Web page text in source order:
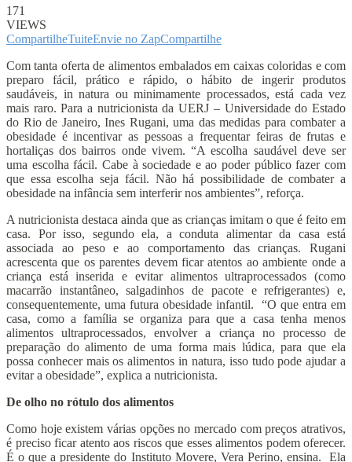
171
VIEWS
CompartilheTuiteEnvie no ZapCompartilhe
Com tanta oferta de alimentos embalados em caixas coloridas e com
preparo fácil, prático e rápido, o hábito de ingerir produtos
saudáveis, in natura ou minimamente processados, está cada vez
mais raro. Para a nutricionista da UERJ – Universidade do Estado
do Rio de Janeiro, Ines Rugani, uma das medidas para combater a
obesidade é incentivar as pessoas a frequentar feiras de frutas e
hortaliças dos bairros onde vivem. “A escolha saudável deve ser
uma escolha fácil. Cabe à sociedade e ao poder público fazer com
que essa escolha seja fácil. Não há possibilidade de combater a
obesidade na infância sem interferir nos ambientes”, reforça.
A nutricionista destaca ainda que as crianças imitam o que é feito em
casa. Por isso, segundo ela, a conduta alimentar da casa está
associada ao peso e ao comportamento das crianças. Rugani
acrescenta que os parentes devem ficar atentos ao ambiente onde a
criança está inserida e evitar alimentos ultraprocessados (como
macarrão instantâneo, salgadinhos de pacote e refrigerantes) e,
consequentemente, uma futura obesidade infantil. “O que entra em
casa, como a família se organiza para que a casa tenha menos
alimentos ultraprocessados, envolver a criança no processo de
preparação do alimento de uma forma mais lúdica, para que ela
possa conhecer mais os alimentos in natura, isso tudo pode ajudar a
evitar a obesidade”, explica a nutricionista.
De olho no rótulo dos alimentos
Como hoje existem várias opções no mercado com preços atrativos,
é preciso ficar atento aos riscos que esses alimentos podem oferecer.
É o que a presidente do Instituto Movere, Vera Perino, ensina. Ela